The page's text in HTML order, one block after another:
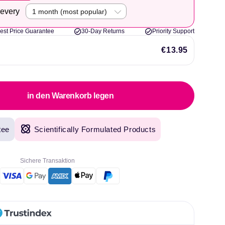
Price Guarantee 30-Day Returns Priority Support
€13.95
in den Warenkorb legen
Scientifically Formulated Products
Sichere Transaktion